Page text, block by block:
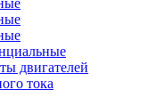
двигателей
тока